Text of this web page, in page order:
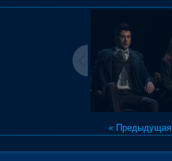
« Предыдущая